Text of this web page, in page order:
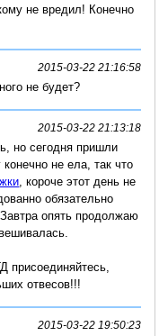
не вредил! Конечно
2015-03-22 21:16:58
не будет?
2015-03-22 21:13:18
но сегодня пришли
не ела, так что
, короче этот день не
обязательно
опять продолжаю
отвесов!!!
2015-03-22 19:50:23